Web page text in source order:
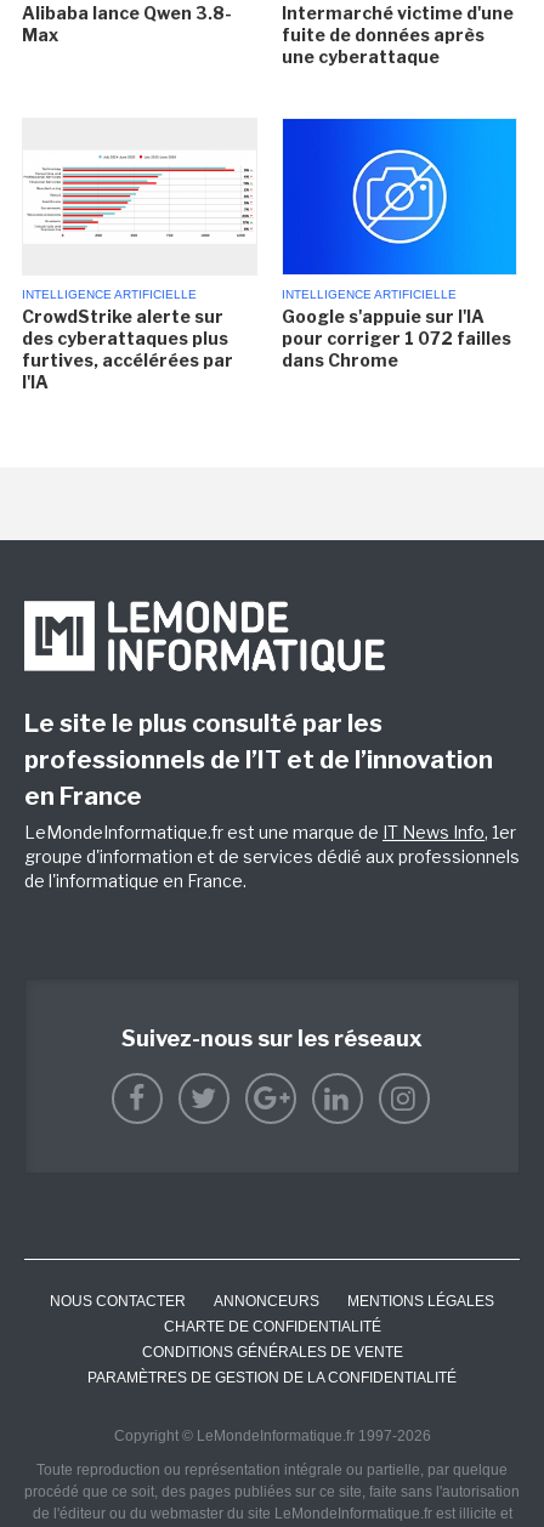
Alibaba lance Qwen 3.8-
Max
Intermarché victime d'une
fuite de données après
une cyberattaque
INTELLIGENCE ARTIFICIELLE
CrowdStrike alerte sur
des cyberattaques plus
furtives, accélérées par
l'IA
INTELLIGENCE ARTIFICIELLE
Google s'appuie sur l'IA
pour corriger 1 072 failles
dans Chrome
Le site le plus consulté par les
professionnels de l’IT et de l’innovation
en France
LeMondeInformatique.fr est une marque de IT News Info, 1er
groupe d'information et de services dédié aux professionnels
de l'informatique en France.
Suivez-nous sur les réseaux
NOUS CONTACTER ANNONCEURS
MENTIONS LÉGALES
CHARTE DE CONFIDENTIALITÉ
CONDITIONS GÉNÉRALES DE VENTE
PARAMÈTRES DE GESTION DE LA CONFIDENTIALITÉ
Copyright © LeMondeInformatique.fr 1997-2026
Toute reproduction ou représentation intégrale ou partielle, par quelque
procédé que ce soit, des pages publiées sur ce site, faite sans l'autorisation
de l'éditeur ou du webmaster du site LeMondeInformatique.fr est illicite et